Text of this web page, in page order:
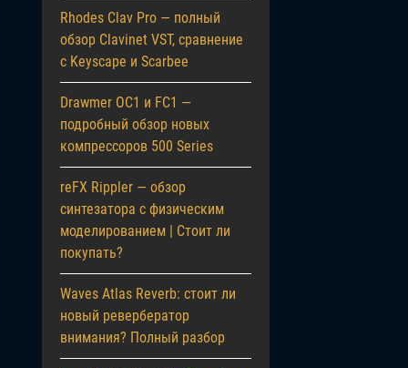
Rhodes Clav Pro — полный
обзор Clavinet VST, сравнение
с Keyscape и Scarbee
Drawmer OC1 и FC1 —
подробный обзор новых
компрессоров 500 Series
reFX Rippler — обзор
синтезатора с физическим
моделированием | Стоит ли
покупать?
Waves Atlas Reverb: стоит ли
новый ревербератор
внимания? Полный разбор